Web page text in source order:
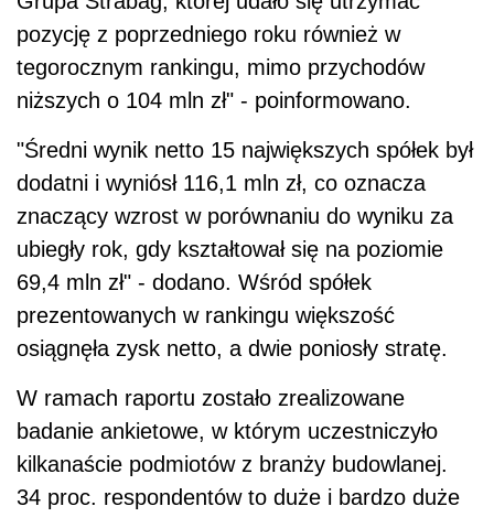
pozycję z poprzedniego roku również w
tegorocznym rankingu, mimo przychodów
niższych o 104 mln zł" - poinformowano.
"Średni wynik netto 15 największych spółek był
dodatni i wyniósł 116,1 mln zł, co oznacza
znaczący wzrost w porównaniu do wyniku za
ubiegły rok, gdy kształtował się na poziomie
69,4 mln zł" - dodano. Wśród spółek
prezentowanych w rankingu większość
osiągnęła zysk netto, a dwie poniosły stratę.
W ramach raportu zostało zrealizowane
badanie ankietowe, w którym uczestniczyło
kilkanaście podmiotów z branży budowlanej.
34 proc. respondentów to duże i bardzo duże